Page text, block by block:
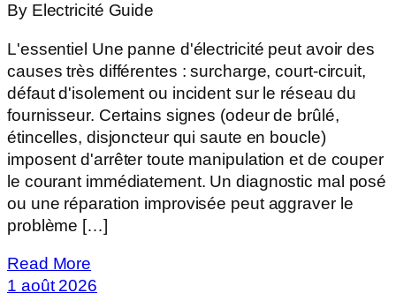
By Electricité Guide
L'essentiel Une panne d'électricité peut avoir des
causes très différentes : surcharge, court-circuit,
défaut d'isolement ou incident sur le réseau du
fournisseur. Certains signes (odeur de brûlé,
étincelles, disjoncteur qui saute en boucle)
imposent d'arrêter toute manipulation et de couper
le courant immédiatement. Un diagnostic mal posé
ou une réparation improvisée peut aggraver le
problème […]
Read More
1 août 2026